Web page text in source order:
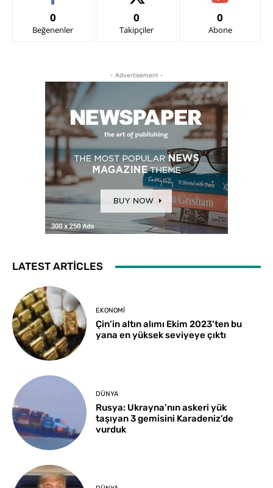
0
Beğenenler
0
Takipçiler
0
Abone
- Advertisement -
LATEST ARTICLES
EKONOMI
Çin’in altın alımı Ekim 2023’ten bu
yana en yüksek seviyeye çıktı
DÜNYA
Rusya: Ukrayna’nın askeri yük
taşıyan 3 gemisini Karadeniz’de
vurduk